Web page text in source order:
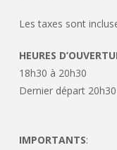
Les taxes sont
HEURES
18h30 à 20h30
Dernier départ 20h30
IMPORTANTS: